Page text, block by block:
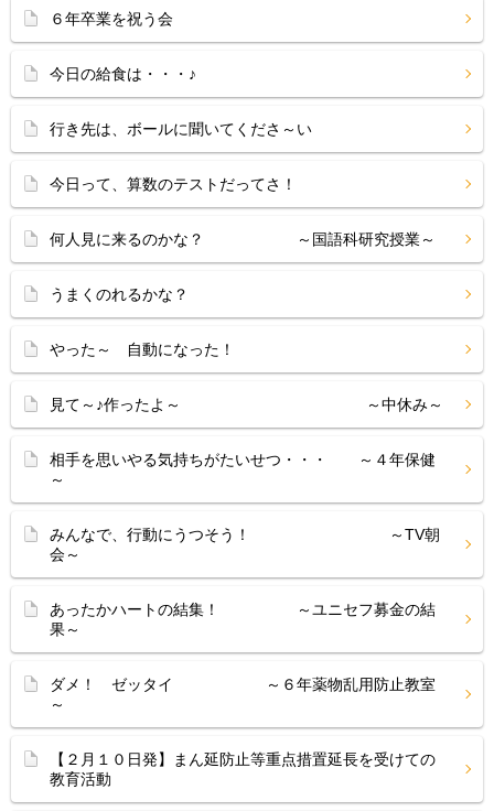
６年卒業を祝う会
今日の給食は・・・♪
行き先は、ボールに聞いてくださ～い
今日って、算数のテストだってさ！
何人見に来るのかな？ ～国語科研究授業～
うまくのれるかな？
やった～ 自動になった！
見て～♪作ったよ～ ～中休み～
相手を思いやる気持ちがたいせつ・・・ ～４年保健
～
みんなで、行動にうつそう！ ～TV朝
会～
あったかハートの結集！ ～ユニセフ募金の結
果～
ダメ！ ゼッタイ ～６年薬物乱用防止教室
～
【２月１０日発】まん延防止等重点措置延長を受けての
教育活動